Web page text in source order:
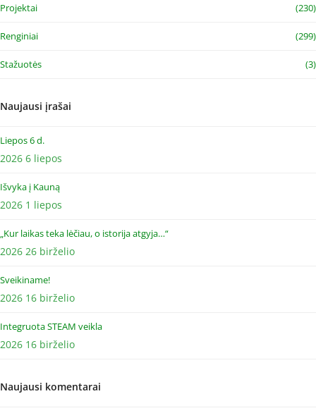
Projektai (230)
Renginiai (299)
Stažuotės (3)
Naujausi įrašai
Liepos 6 d.
2026 6 liepos
Išvyka į Kauną
2026 1 liepos
„Kur laikas teka lėčiau, o istorija atgyja…“
2026 26 birželio
Sveikiname!
2026 16 birželio
Integruota STEAM veikla
2026 16 birželio
Naujausi komentarai